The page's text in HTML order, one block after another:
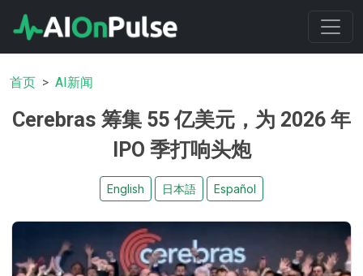
首页 AI新闻
Cerebras 筹集 55 亿美元，为 2026 年
IPO 季打响头炮
English 日本語 Español